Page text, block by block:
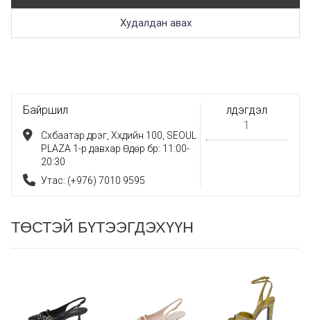
Худалдан авах
Байршил
Сүхбаатар дүүрэг, Xүүхдийн 100, SEOUL
PLAZA 1-р давхар Өдөр бүр: 11:00-
20:30
Утас: (+976) 7010 9595
Үлдэгдэл
1
ТӨСТЭЙ БҮТЭЭГДЭХҮҮН